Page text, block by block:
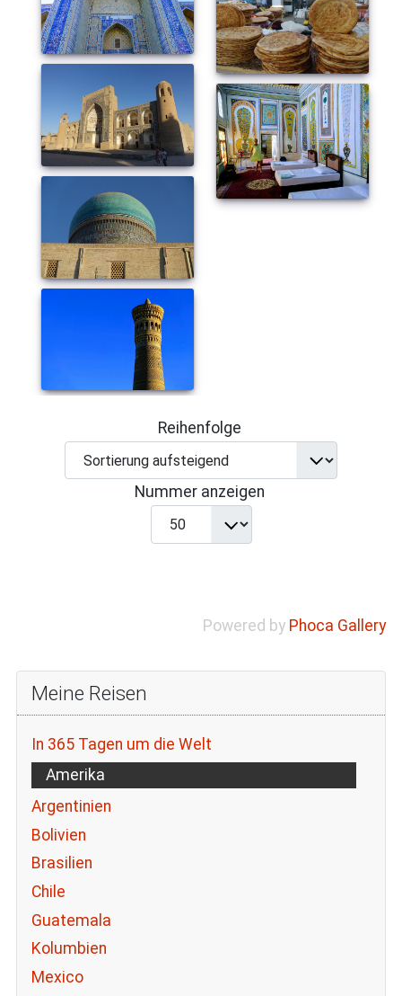
Reihenfolge
Nummer anzeigen
Powered by Phoca Gallery
Meine Reisen
In 365 Tagen um die Welt
Amerika
Argentinien
Bolivien
Brasilien
Chile
Guatemala
Kolumbien
Mexico